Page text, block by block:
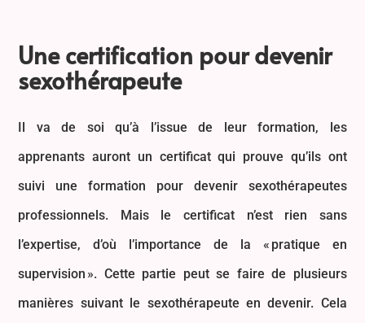
Une certification pour devenir
sexothérapeute
Il va de soi qu’à l’issue de leur formation, les
apprenants auront un certificat qui prouve qu’ils ont
suivi une formation pour devenir sexothérapeutes
professionnels. Mais le certificat n’est rien sans
l’expertise, d’où l’importance de la « pratique en
supervision ». Cette partie peut se faire de plusieurs
manières suivant le sexothérapeute en devenir. Cela